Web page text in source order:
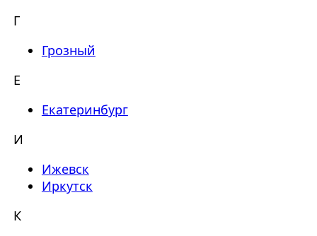
Г
Грозный
Е
Екатеринбург
И
Ижевск
Иркутск
К